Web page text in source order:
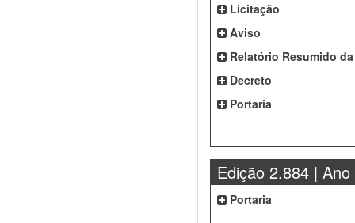
Licitação
Aviso
Relatório Resumido
Decreto
Portaria
Edição 2.884 | Ano
Portaria